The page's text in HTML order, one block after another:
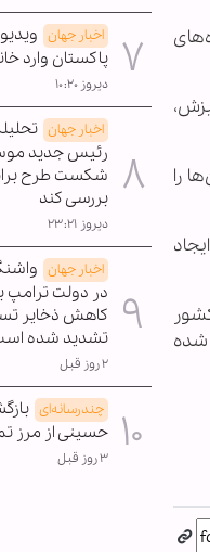
را
شده
اخبار جهان
پاکستان وارد
دیروز ۱۰:۲۰
اخبار جهان
رئیس جدید
شکست طرح
بررسی کند
دیروز ۲۳:۲۱
اخبار جهان
در دولت ترامپ
کاهش ذخایر
تشدید شده
۲ روز قبل
چندرسانه‌ای
حسینی از مرز
۳ روز قبل